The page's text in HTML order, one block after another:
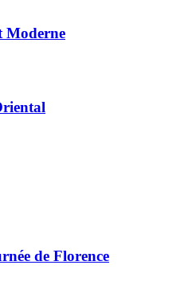
Moderne
de Florence